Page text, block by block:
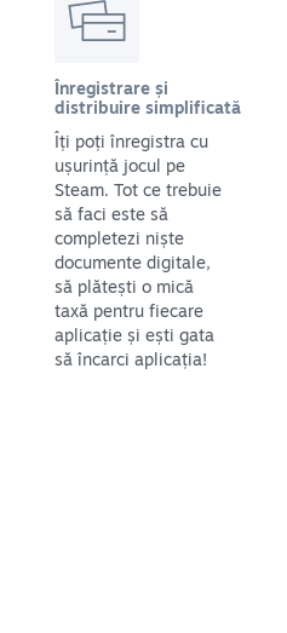
Înregistrare și
distribuire simplificată
Îți poți înregistra cu
ușurință jocul pe
Steam. Tot ce trebuie
să faci este să
completezi niște
documente digitale,
să plătești o mică
taxă pentru fiecare
aplicație și ești gata
să încarci aplicația!